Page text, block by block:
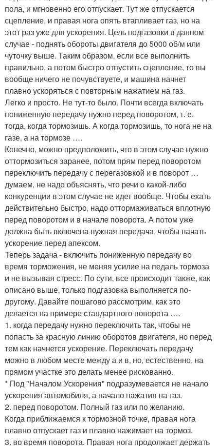
пола, и мгновенно его отпускает. Тут же отпускается
сцепление, и правая нога опять втапливает газ, но на
этот раз уже для ускорения. Цель подгазовки в данном
случае - поднять обороты двигателя до 5000 об/м или
чуточку выше. Таким образом, если все выполнить
правильно, а потом быстро отпустить сцепление, то вы
вообще ничего не почувствуете, и машина начнет
плавно ускоряться с повторным нажатием на газ.
Легко и просто. Не тут-то было. Почти всегда включать
пониженную передачу нужно перед поворотом, т. е.
тогда, когда тормозишь. А когда тормозишь, то нога не на
газе, а на тормозе ….
Конечно, можно предположить, что в этом случае нужно
оттормозиться заранее, потом прям перед поворотом
переключить передачу с перегазовкой и в поворот …
думаем, не надо объяснять, что речи о какой-либо
конкуренции в этом случае не идет вообще. Чтобы ехать
действительно быстро, надо оттормаживаться вплотную
перед поворотом и в начале поворота. А потом уже
должна быть включена нужная передача, чтобы начать
ускорение перед апексом.
Теперь задача - включить пониженную передачу во
время торможения, не меняя усилие на педаль тормоза
и не вызывая стресс. По сути, все происходит также, как
описано выше, только подгазовка выполняется по-
другому. Давайте пошагово рассмотрим, как это
делается на примере стандартного поворота ….
1. когда передачу нужно переключить так, чтобы не
попасть за красную линию оборотов двигателя, но перед
тем как начнется ускорение. Переключать передачу
можно в любом месте между а и в, но, естественно, на
прямом участке это делать менее рискованно.
* Под "Началом Ускорения" подразумевается не начало
ускорения автомобиля, а начало нажатия на газ.
2. перед поворотом. Полный газ или по желанию.
Когда приближаемся к тормозной точке, правая нога
плавно отпускает газ и плавно нажимает на тормоз.
3. во время поворота. Правая нога продолжает держать